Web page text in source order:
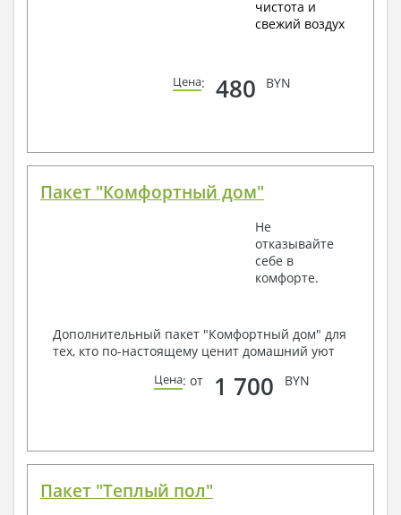
чистота и
свежий воздух
Цена: 480 BYN
Пакет "Комфортный дом"
Не
отказывайте
себе в
комфорте.
Дополнительный пакет "Комфортный дом" для
тех, кто по-настоящему ценит домашний уют
Цена: от 1 700 BYN
Пакет "Теплый пол"